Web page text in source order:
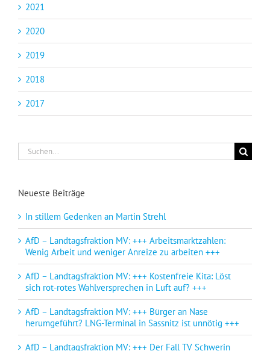
2021
2020
2019
2018
2017
Suche
nach:
Neueste Beiträge
In stillem Gedenken an Martin Strehl
AfD – Landtagsfraktion MV: +++ Arbeitsmarktzahlen:
Wenig Arbeit und weniger Anreize zu arbeiten +++
AfD – Landtagsfraktion MV: +++ Kostenfreie Kita: Löst
sich rot-rotes Wahlversprechen in Luft auf? +++
AfD – Landtagsfraktion MV: +++ Bürger an Nase
herumgeführt? LNG-Terminal in Sassnitz ist unnötig +++
AfD – Landtagsfraktion MV: +++ Der Fall TV Schwerin